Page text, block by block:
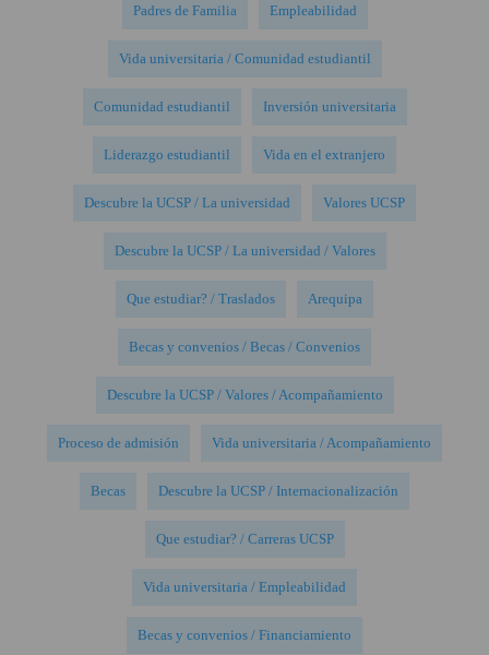
Padres de Familia Empleabilidad
Vida universitaria / Comunidad estudiantil
Comunidad estudiantil Inversión universitaria
Liderazgo estudiantil Vida en el extranjero
Descubre la UCSP / La universidad Valores UCSP
Descubre la UCSP / La universidad / Valores
Que estudiar? / Traslados Arequipa
Becas y convenios / Becas / Convenios
Descubre la UCSP / Valores / Acompañamiento
Proceso de admisión Vida universitaria / Acompañamiento
Becas Descubre la UCSP / Internacionalización
Que estudiar? / Carreras UCSP
Vida universitaria / Empleabilidad
Becas y convenios / Financiamiento